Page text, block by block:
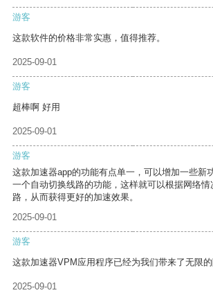
游客
这款软件的价格非常实惠，值得推荐。
2025-09-01
游客
超棒啊 好用
2025-09-01
游客
这款加速器app的功能有点单一，可以增加一些新
一个自动切换线路的功能，这样就可以根据网络
路，从而获得更好的加速效果。
2025-09-01
游客
这款加速器VPM应用程序已经为我们带来了无限的
2025-09-01